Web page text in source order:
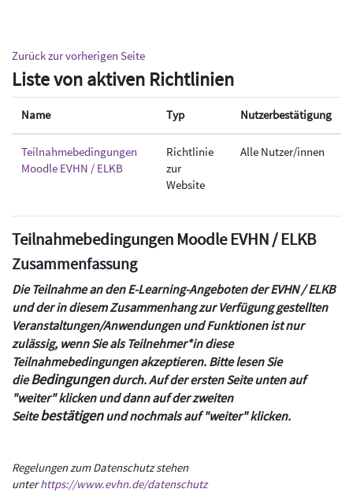
Zurück zur vorherigen Seite
Liste von aktiven Richtlinien
Name Typ Nutzerbestätigung
Teilnahmebedingungen
Moodle EVHN / ELKB
Richtlinie
zur
Website
Alle Nutzer/innen
Teilnahmebedingungen Moodle EVHN / ELKB
Zusammenfassung
Die Teilnahme an den E-Learning-Angeboten der EVHN / ELKB
und der in diesem Zusammenhang zur Verfügung gestellten
Veranstaltungen/Anwendungen und Funktionen ist nur
zulässig, wenn Sie als Teilnehmer*in diese
Teilnahmebedingungen akzeptieren. Bitte lesen Sie
dieBedingungendurch. Auf der ersten Seite unten auf
"weiter" klicken und dann auf der zweiten
Seitebestätigenund nochmals auf "weiter" klicken.
Regelungen zum Datenschutz stehen
unterhttps://www.evhn.de/datenschutz